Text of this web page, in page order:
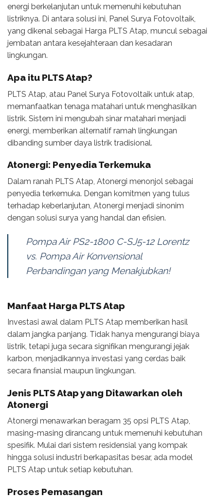
energi berkelanjutan untuk memenuhi kebutuhan
listriknya. Di antara solusi ini, Panel Surya Fotovoltaik,
yang dikenal sebagai Harga PLTS Atap, muncul sebagai
jembatan antara kesejahteraan dan kesadaran
lingkungan.
Apa itu PLTS Atap?
PLTS Atap, atau Panel Surya Fotovoltaik untuk atap,
memanfaatkan tenaga matahari untuk menghasilkan
listrik. Sistem ini mengubah sinar matahari menjadi
energi, memberikan alternatif ramah lingkungan
dibanding sumber daya listrik tradisional.
Atonergi: Penyedia Terkemuka
Dalam ranah PLTS Atap, Atonergi menonjol sebagai
penyedia terkemuka. Dengan komitmen yang tulus
terhadap keberlanjutan, Atonergi menjadi sinonim
dengan solusi surya yang handal dan efisien.
Pompa Air PS2-1800 C-SJ5-12 Lorentz
vs. Pompa Air Konvensional
Perbandingan yang Menakjubkan!
Manfaat Harga PLTS Atap
Investasi awal dalam PLTS Atap memberikan hasil
dalam jangka panjang. Tidak hanya mengurangi biaya
listrik, tetapi juga secara signifikan mengurangi jejak
karbon, menjadikannya investasi yang cerdas baik
secara finansial maupun lingkungan.
Jenis PLTS Atap yang Ditawarkan oleh
Atonergi
Atonergi menawarkan beragam 35 opsi PLTS Atap,
masing-masing dirancang untuk memenuhi kebutuhan
spesifik. Mulai dari sistem residensial yang kompak
hingga solusi industri berkapasitas besar, ada model
PLTS Atap untuk setiap kebutuhan.
Proses Pemasangan